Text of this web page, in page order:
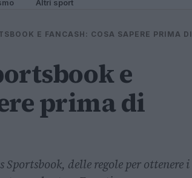
Altri sport
E FANCASH: COSA SAPERE PRIMA DI
e
prima di
delle regole per ottenere i